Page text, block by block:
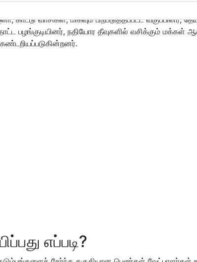
பழங்குடியின குடும்பங்கள், பிரதான் மந்திரி ஆவாஸ்
வாசிகள், மிகவும் பிற்படுத்தப்பட்ட வகுப்பினர்,
பழங்குடியினர், நதியோர தீவுகளில் வசிக்கும் மக்கள்
எப்படி?